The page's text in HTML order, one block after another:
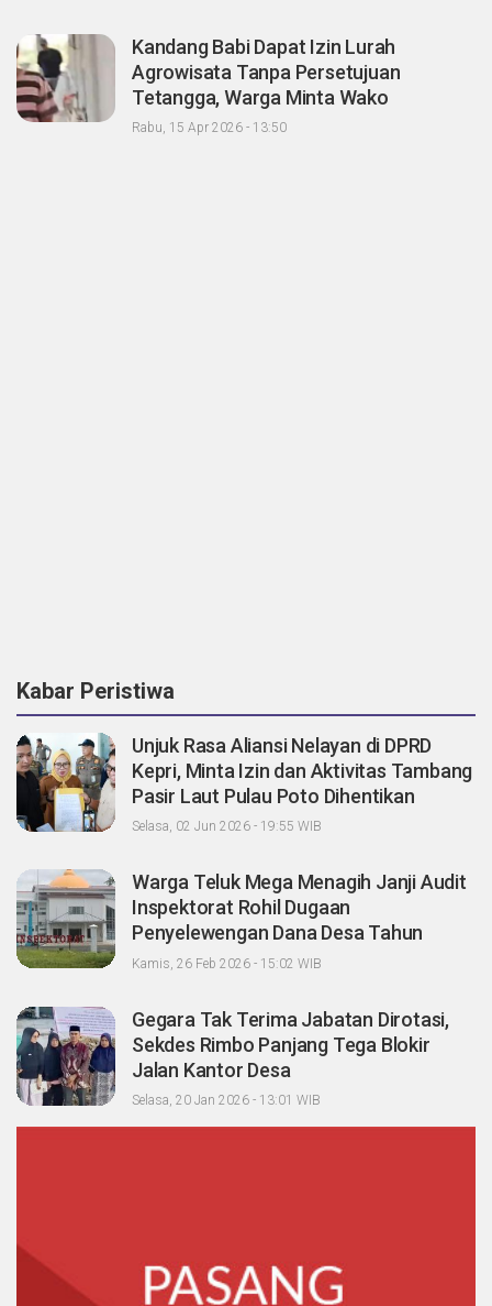
Kandang Babi Dapat Izin Lurah
Agrowisata Tanpa Persetujuan
Tetangga, Warga Minta Wako
Pekanbaru Nonaktifkan Zulken
Rabu, 15 Apr 2026 - 13:50
Kabar Peristiwa
Unjuk Rasa Aliansi Nelayan di DPRD
Kepri, Minta Izin dan Aktivitas Tambang
Pasir Laut Pulau Poto Dihentikan
Selasa, 02 Jun 2026 - 19:55 WIB
Warga Teluk Mega Menagih Janji Audit
Inspektorat Rohil Dugaan
Penyelewengan Dana Desa Tahun
2023-2024
Kamis, 26 Feb 2026 - 15:02 WIB
Gegara Tak Terima Jabatan Dirotasi,
Sekdes Rimbo Panjang Tega Blokir
Jalan Kantor Desa
Selasa, 20 Jan 2026 - 13:01 WIB